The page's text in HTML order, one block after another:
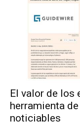
El valor de los
herramienta
noticiables